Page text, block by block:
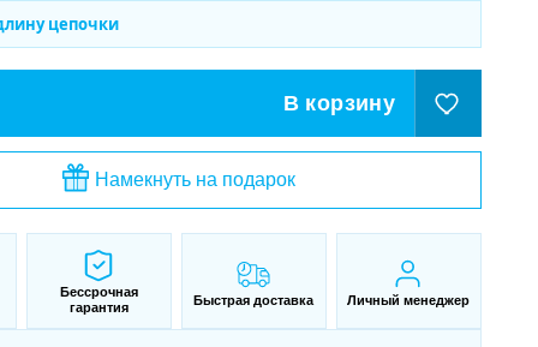
цепочки
В корзину
Намекнуть на подарок
Бессрочная
гарантия
Быстрая доставка Личный менеджер